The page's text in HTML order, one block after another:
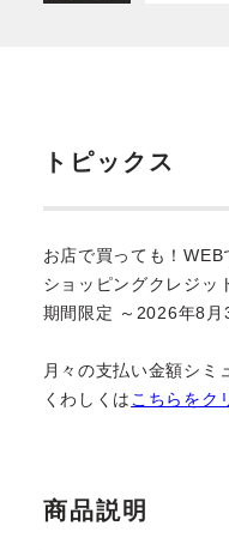
トピックス
お店で買っても！WEB
ショッピングクレジッ
期間限定 ～2026年8月
月々の支払い金額シミ
くわしくは こちらをク
商品説明